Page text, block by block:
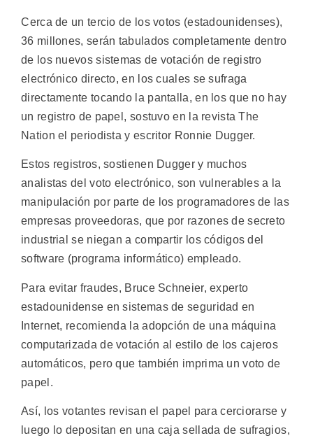
Cerca de un tercio de los votos (estadounidenses),
36 millones, serán tabulados completamente dentro
de los nuevos sistemas de votación de registro
electrónico directo, en los cuales se sufraga
directamente tocando la pantalla, en los que no hay
un registro de papel, sostuvo en la revista The
Nation el periodista y escritor Ronnie Dugger.
Estos registros, sostienen Dugger y muchos
analistas del voto electrónico, son vulnerables a la
manipulación por parte de los programadores de las
empresas proveedoras, que por razones de secreto
industrial se niegan a compartir los códigos del
software (programa informático) empleado.
Para evitar fraudes, Bruce Schneier, experto
estadounidense en sistemas de seguridad en
Internet, recomienda la adopción de una máquina
computarizada de votación al estilo de los cajeros
automáticos, pero que también imprima un voto de
papel.
Así, los votantes revisan el papel para cerciorarse y
luego lo depositan en una caja sellada de sufragios,